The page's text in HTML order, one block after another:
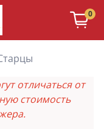
0
отличаться от
стоимость